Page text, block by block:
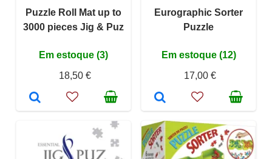
Puzzle Roll Mat up to
3000 pieces Jig & Puz
Em estoque (3)
18,50 €
Eurographic Sorter
Puzzle
Em estoque (12)
17,00 €